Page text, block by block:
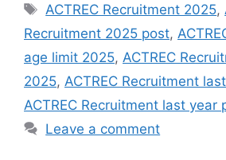
Tags
ACTREC Recruitment 2025,
Recruitment 2025 post,
age limit 2025, ACTREC
2025, ACTREC Recruitment
ACTREC Recruitment last year
Leave a comment